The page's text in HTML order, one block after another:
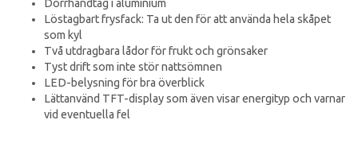
Dörrhandtag i aluminium
Löstagbart frysfack: Ta ut den för att använda hela skåpet
som kyl
Två utdragbara lådor för frukt och grönsaker
Tyst drift som inte stör nattsömnen
LED-belysning för bra överblick
Lättanvänd TFT-display som även visar energityp och varnar
vid eventuella fel